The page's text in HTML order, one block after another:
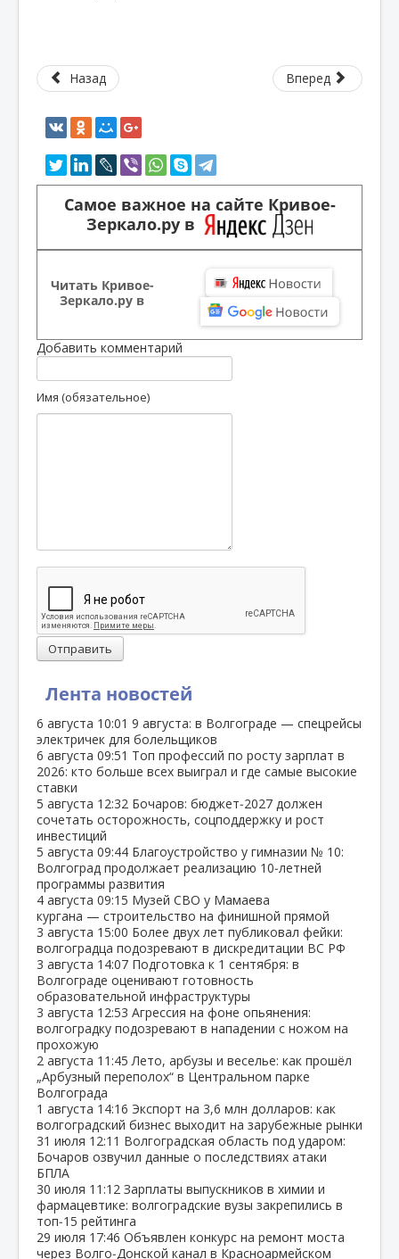
Лента новостей
6 августа 10:01 9 августа: в Волгограде — спецрейсы
электричек для болельщиков
6 августа 09:51 Топ профессий по росту зарплат в
2026: кто больше всех выиграл и где самые высокие
ставки
5 августа 12:32 Бочаров: бюджет‑2027 должен
сочетать осторожность, соцподдержку и рост
инвестиций
5 августа 09:44 Благоустройство у гимназии № 10:
Волгоград продолжает реализацию 10‑летней
программы развития
4 августа 09:15 Музей СВО у Мамаева
кургана — строительство на финишной прямой
3 августа 15:00 Более двух лет публиковал фейки:
волгоградца подозревают в дискредитации ВС РФ
3 августа 14:07 Подготовка к 1 сентября: в
Волгограде оценивают готовность
образовательной инфраструктуры
3 августа 12:53 Агрессия на фоне опьянения:
волгоградку подозревают в нападении с ножом на
прохожую
2 августа 11:45 Лето, арбузы и веселье: как прошёл
„Арбузный переполох“ в Центральном парке
Волгограда
1 августа 14:16 Экспорт на 3,6 млн долларов: как
волгоградский бизнес выходит на зарубежные рынки
31 июля 12:11 Волгоградская область под ударом:
Бочаров озвучил данные о последствиях атаки
БПЛА
30 июля 11:12 Зарплаты выпускников в химии и
фармацевтике: волгоградские вузы закрепились в
топ‑15 рейтинга
29 июля 17:46 Объявлен конкурс на ремонт моста
через Волго‑Донской канал в Красноармейском
Назад Вперед
Самое важное на сайте Кривое-
Зеркало.ру в
Читать Кривое-
Зеркало.ру в
Добавить комментарий
Имя (обязательное)
Отправить